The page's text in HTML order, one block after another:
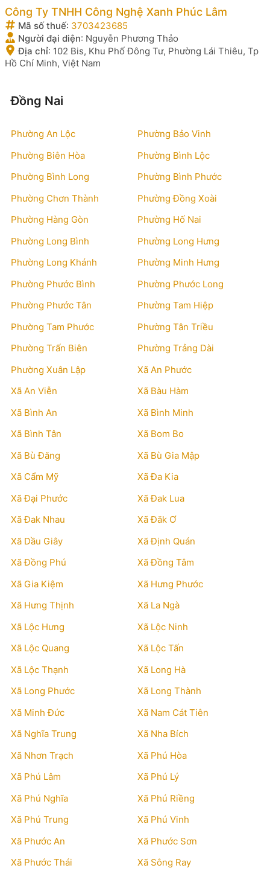
Công Ty TNHH Công Nghệ Xanh Phúc Lâm
Mã số thuế: 3703423685
Người đại diện: Nguyễn Phương Thảo
Địa chỉ: 102 Bis, Khu Phố Đông Tư, Phường Lái Thiêu, Tp
Hồ Chí Minh, Việt Nam
Đồng Nai
Phường An Lộc
Phường Bảo Vinh
Phường Biên Hòa
Phường Bình Lộc
Phường Bình Long
Phường Bình Phước
Phường Chơn Thành
Phường Đồng Xoài
Phường Hàng Gòn
Phường Hố Nai
Phường Long Bình
Phường Long Hưng
Phường Long Khánh
Phường Minh Hưng
Phường Phước Bình
Phường Phước Long
Phường Phước Tân
Phường Tam Hiệp
Phường Tam Phước
Phường Tân Triều
Phường Trấn Biên
Phường Trảng Dài
Phường Xuân Lập
Xã An Phước
Xã An Viễn
Xã Bàu Hàm
Xã Bình An
Xã Bình Minh
Xã Bình Tân
Xã Bom Bo
Xã Bù Đăng
Xã Bù Gia Mập
Xã Cẩm Mỹ
Xã Đa Kia
Xã Đại Phước
Xã Đak Lua
Xã Đak Nhau
Xã Đăk Ơ
Xã Dầu Giây
Xã Định Quán
Xã Đồng Phú
Xã Đồng Tâm
Xã Gia Kiệm
Xã Hưng Phước
Xã Hưng Thịnh
Xã La Ngà
Xã Lộc Hưng
Xã Lộc Ninh
Xã Lộc Quang
Xã Lộc Tấn
Xã Lộc Thạnh
Xã Long Hà
Xã Long Phước
Xã Long Thành
Xã Minh Đức
Xã Nam Cát Tiên
Xã Nghĩa Trung
Xã Nha Bích
Xã Nhơn Trạch
Xã Phú Hòa
Xã Phú Lâm
Xã Phú Lý
Xã Phú Nghĩa
Xã Phú Riềng
Xã Phú Trung
Xã Phú Vinh
Xã Phước An
Xã Phước Sơn
Xã Phước Thái
Xã Sông Ray